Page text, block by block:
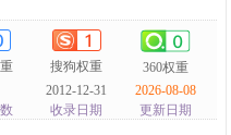
搜狗权重
360权重
2012-12-31
收录日期
2026-08-08
更新日期